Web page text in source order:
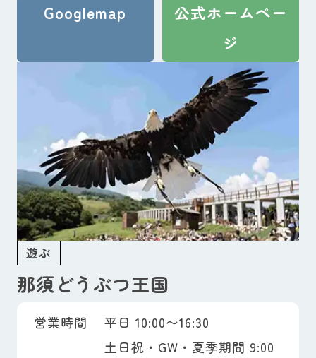
Googlemap
公式ホームペー
ジ
遊ぶ
那須どうぶつ王国
営業時間
平日 10:00〜16:30
土日祝・GW・夏季期間 9:00